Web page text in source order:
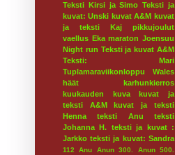
Teksti Kirsi ja Simo Teksti ja
kuvat: Unski kuvat A&M kuvat
ja teksti Kaj
pikkujoulut
vaellus Eka maraton Joensuu
Night run Teksti ja kuvat A&M
Teksti: Mari
Tuplamaraviikonloppu
Wales
häät
karhunkierros
kuukauden kuva
kuvat ja
teksti A&M
kuvat ja teksti
Henna
teksti Anu
teksti
Johanna H. teksti ja kuvat :
Jarkko teksti ja kuvat: Sandra
112 Anu Anun 300.
Anun 500.